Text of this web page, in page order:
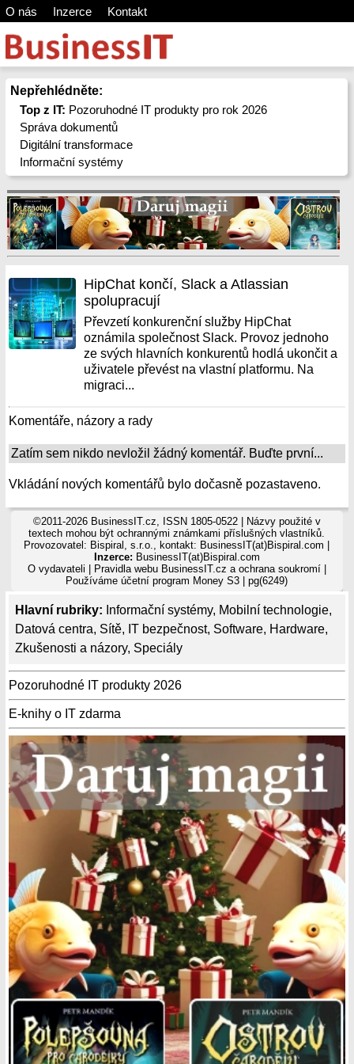
O nás Inzerce Kontakt
Nepřehlédněte:
Top z IT: Pozoruhodné IT produkty pro rok 2026
Správa dokumentů
Digitální transformace
Informační systémy
Hlavní rubriky: Informační systémy, Mobilní technologie,
Datová centra, Sítě, IT bezpečnost, Software, Hardware,
Zkušenosti a názory, Speciály
Pozoruhodné IT produkty 2026
E-knihy o IT zdarma
HipChat končí, Slack a Atlassian
spolupracují
Převzetí konkurenční služby HipChat
oznámila společnost Slack. Provoz jednoho
ze svých hlavních konkurentů hodlá ukončit a
uživatele převést na vlastní platformu. Na
migraci...
Komentáře, názory a rady
Zatím sem nikdo nevložil žádný komentář. Buďte první...
Vkládání nových komentářů bylo dočasně pozastaveno.
©2011-2026 BusinessIT.cz, ISSN 1805-0522 | Názvy použité v
textech mohou být ochrannými známkami příslušných vlastníků.
Provozovatel: Bispiral, s.r.o., kontakt: BusinessIT(at)Bispiral.com |
Inzerce: BusinessIT(at)Bispiral.com
O vydavateli
Pravidla webu BusinessIT.cz a ochrana soukromí|
Používámeúčetní program Money S3 | pg(6249)